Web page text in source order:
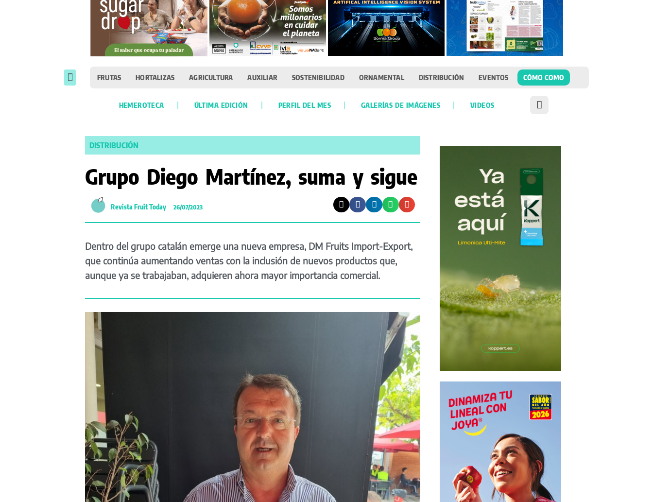
FRUTAS HORTALIZAS AGRICULTURA AUXILIAR SOSTENIBILIDAD ORNAMENTAL DISTRIBUCIÓN EVENTOS CÓMO COMO
HEMEROTECA ÚLTIMA EDICIÓN PERFIL DEL MES GALERÍAS DE IMÁGENES VIDEOS
DISTRIBUCIÓN
Grupo Diego Martínez, suma y sigue
Revista Fruit Today 26/07/2023
Dentro del grupo catalán emerge una nueva empresa, DM Fruits Import-Export,
que continúa aumentando ventas con la inclusión de nuevos productos que,
aunque ya se trabajaban, adquieren ahora mayor importancia comercial.